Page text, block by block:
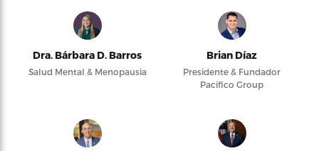
Dra. Bárbara D. Barros
Salud Mental & Menopausia
Brian Díaz
Presidente & Fundador
Pacifico Group